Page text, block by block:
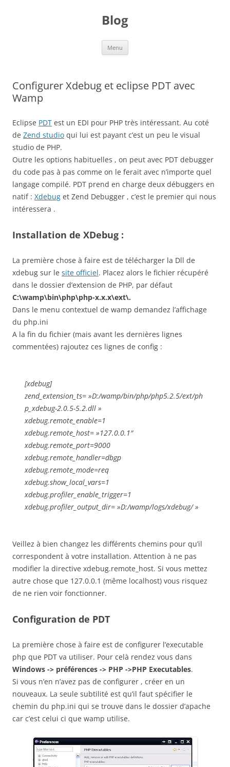
Blog
Menu
Configurer Xdebug et eclipse PDT avec
Wamp
Eclipse PDT est un EDI pour PHP très intéressant. Au coté
de Zend studio qui lui est payant c’est un peu le visual
studio de PHP.
Outre les options habituelles , on peut avec PDT debugger
du code pas à pas comme on le ferait avec n’importe quel
langage compilé. PDT prend en charge deux débuggers en
natif : Xdebug et Zend Debugger , c’est le premier qui nous
intéressera .
Installation de XDebug :
La première chose à faire est de télécharger la Dll de
xdebug sur le site officiel. Placez alors le fichier récupéré
dans le dossier d’extension de PHP, par défaut
C:\wamp\bin\php\php-x.x.x\ext\.
Dans le menu contextuel de wamp demandez l’affichage
du php.ini
A la fin du fichier (mais avant les dernières lignes
commentées) rajoutez ces lignes de config :
[xdebug]
zend_extension_ts= »D:/wamp/bin/php/php5.2.5/ext/ph
p_xdebug-2.0.5-5.2.dll »
xdebug.remote_enable=1
xdebug.remote_host= »127.0.0.1″
xdebug.remote_port=9000
xdebug.remote_handler=dbgp
xdebug.remote_mode=req
xdebug.show_local_vars=1
xdebug.profiler_enable_trigger=1
xdebug.profiler_output_dir= »D:/wamp/logs/xdebug/ »
Veillez à bien changez les différents chemins pour qu’il
correspondent à votre installation. Attention à ne pas
modifier la directive xdebug.remote_host. Si vous mettez
autre chose que 127.0.0.1 (même localhost) vous risquez
de ne rien voir fonctionner.
Configuration de PDT
La première chose à faire est de configurer l’executable
php que PDT va utiliser. Pour celà rendez vous dans
Windows -> préférences -> PHP ->PHP Executables.
Si vous n’en n’avez pas de configurer , créer en un
nouveaux. La seule subtilité est qu’il faut spécifier le
chemin du php.ini qui se trouve dans le dossier d’apache
car c’est celui ci que wamp utilise.